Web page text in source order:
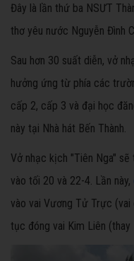
Đây là lần thứ ba NSƯT
thơ yêu nước Nguyễn Đình
Sau hơn 30 suất diễn, vở
hưởng ứng từ phía các
cấp 2, cấp 3 và đại học
này tại Nhà hát Bến Thành.
Vở nhạc kịch "Tiên Nga" sẽ
vào tối 20 và 22-4. Lần này,
vào vai Vương Tử Trực (vai
tục đóng vai Kim Liên (thay